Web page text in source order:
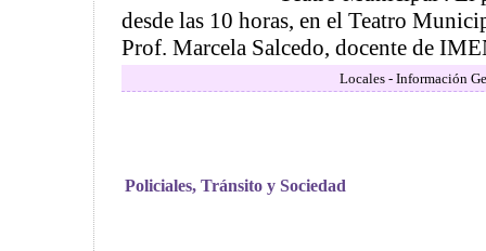
desde las 10 horas, en el Teatro
Prof. Marcela Salcedo, docente de
Locales - Información
Policiales, Tránsito y Sociedad